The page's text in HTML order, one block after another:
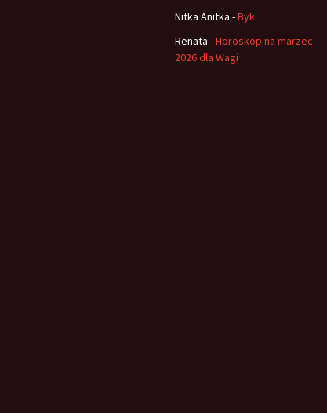
Nitka Anitka -Byk
Renata -Horoskop na marzec
2026 dla Wagi